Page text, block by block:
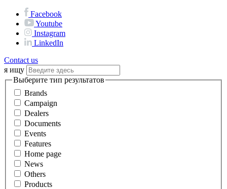
Facebook
Youtube
Instagram
LinkedIn
Contact us
я ищу
Выберите тип результатов
Brands
Campaign
Dealers
Documents
Events
Features
Home page
News
Others
Products